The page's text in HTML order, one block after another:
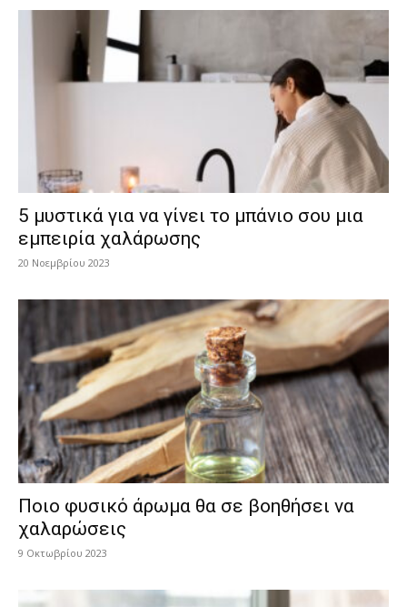
5 μυστικά για να γίνει το μπάνιο σου μια
εμπειρία χαλάρωσης
20 Νοεμβρίου 2023
Ποιο φυσικό άρωμα θα σε βοηθήσει να
χαλαρώσεις
9 Οκτωβρίου 2023